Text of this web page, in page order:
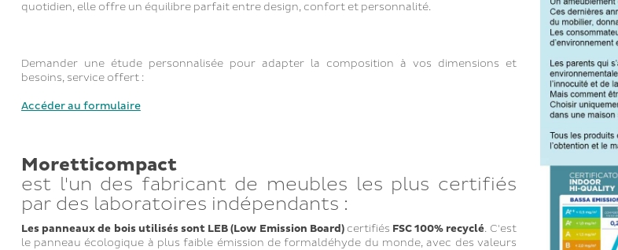
quotidien, elle offre un équilibre parfait entre design, confort et personnalité.
Demander une étude personnalisée pour adapter la composition à vos dimensions et
besoins, service offert :
Accéder au formulaire
Moretticompact
est l'un des fabricant de meubles les plus certifiés
par des laboratoires indépendants :
Les panneaux de bois utilisés sont LEB (Low Emission Board)certifiés FSC 100% recyclé. C'est
le panneau écologique à plus faible émission de formaldéhyde du monde, avec des valeurs